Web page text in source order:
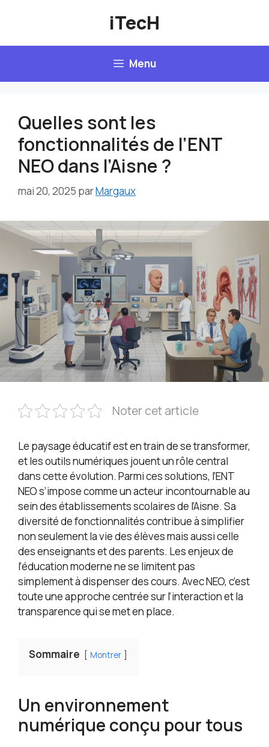
iTecH
Menu
Quelles sont les
fonctionnalités de l’ENT
NEO dans l’Aisne ?
mai 20, 2025 parMargaux
Noter cet article
Le paysage éducatif est en train de se transformer,
et les outils numériques jouent un rôle central
dans cette évolution. Parmi ces solutions, l’ENT
NEO s’impose comme un acteur incontournable au
sein des établissements scolaires de l’Aisne. Sa
diversité de fonctionnalités contribue à simplifier
non seulement la vie des élèves mais aussi celle
des enseignants et des parents. Les enjeux de
l’éducation moderne ne se limitent pas
simplement à dispenser des cours. Avec NEO, c’est
toute une approche centrée sur l’interaction et la
transparence qui se met en place.
Sommaire Montrer
Un environnement
numérique conçu pour tous